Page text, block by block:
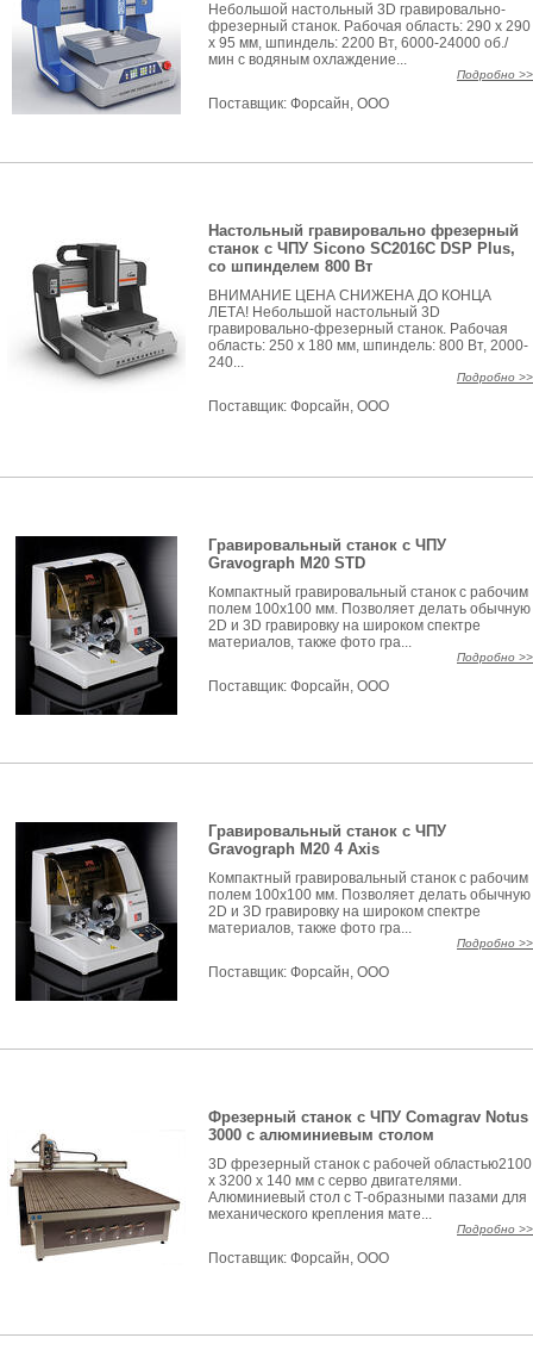
Небольшой настольный 3D гравировально-
фрезерный станок. Рабочая область: 290 x 290
x 95 мм, шпиндель: 2200 Вт, 6000-24000 об./
мин с водяным охлаждение...
Подробно >>
Поставщик: Форсайн, ООО
Настольный гравировально фрезерный
станок с ЧПУ Sicono SC2016C DSP Plus,
со шпинделем 800 Вт
ВНИМАНИЕ ЦЕНА СНИЖЕНА ДО КОНЦА
ЛЕТА! Небольшой настольный 3D
гравировально-фрезерный станок. Рабочая
область: 250 x 180 мм, шпиндель: 800 Вт, 2000-
240...
Подробно >>
Поставщик: Форсайн, ООО
Гравировальный станок с ЧПУ
Gravograph M20 STD
Компактный гравировальный станок с рабочим
полем 100x100 мм. Позволяет делать обычную
2D и 3D гравировку на широком спектре
материалов, также фото гра...
Подробно >>
Поставщик: Форсайн, ООО
Гравировальный станок с ЧПУ
Gravograph M20 4 Axis
Компактный гравировальный станок с рабочим
полем 100x100 мм. Позволяет делать обычную
2D и 3D гравировку на широком спектре
материалов, также фото гра...
Подробно >>
Поставщик: Форсайн, ООО
Фрезерный станок с ЧПУ Comagrav Notus
3000 с алюминиевым столом
3D фрезерный станок с рабочей областью2100
x 3200 x 140 мм с серво двигателями.
Алюминиевый стол с Т-образными пазами для
механического крепления мате...
Подробно >>
Поставщик: Форсайн, ООО